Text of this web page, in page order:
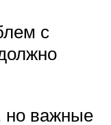
с
но важные